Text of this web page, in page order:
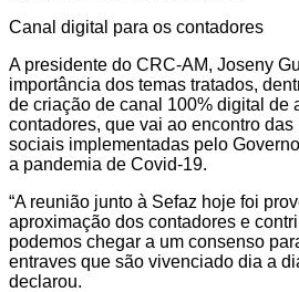
Canal digital para os contadores
A presidente do CRC-AM, Joseny
importância dos temas tratados,
de criação de canal 100% digital de
contadores, que vai ao encontro
sociais implementadas pelo
a pandemia de Covid-19.
“A reunião junto à Sefaz hoje foi
aproximação dos contadores e
podemos chegar a um consenso
entraves que são vivenciado dia a
declarou.